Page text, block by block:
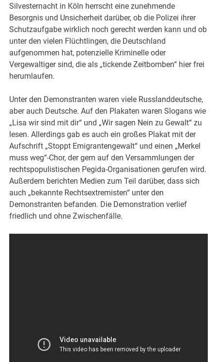
Silvesternacht in Köln herrscht eine zunehmende
Besorgnis und Unsicherheit darüber, ob die Polizei ihrer
Schutzaufgabe wirklich noch gerecht werden kann und ob
unter den vielen Flüchtlingen, die Deutschland
aufgenommen hat, potenzielle Kriminelle oder
Vergewaltiger sind, die als „tickende Zeitbomben“ hier frei
herumlaufen.
Unter den Demonstranten waren viele Russlanddeutsche,
aber auch Deutsche. Auf den Plakaten waren Slogans wie
„Lisa wir sind mit dir“ und „Wir sagen Nein zu Gewalt“ zu
lesen. Allerdings gab es auch ein großes Plakat mit der
Aufschrift „Stoppt Emigrantengewalt“ und einen „Merkel
muss weg“-Chor, der gern auf den Versammlungen der
rechtspopulistischen Pegida-Organisationen gerufen wird.
Außerdem berichten Medien zum Teil darüber, dass sich
auch „bekannte Rechtsextremisten“ unter den
Demonstranten befanden. Die Demonstration verlief
friedlich und ohne Zwischenfälle.